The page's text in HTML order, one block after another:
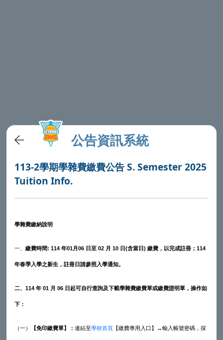
公告資訊系統
113-2學期學雜費繳費公告 S. Semester 2025
Tuition Info.
學雜費繳納說明
一、繳費時間: 114年01月06 日至 02 月 10 日(含當日)繳費，以完成註冊；114
年春季入學之新生，註冊日請參照入學通知。
二、114年 01 月 06 日起可自行查詢及下載學雜費繳費單或繳費證明單，操作如
下：
（一） 【免印繳費單】：連結至學校首頁 【繳費專用入口】→輸入帳號密碼，採